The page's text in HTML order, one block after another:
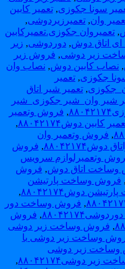
سونا جکوزی ,تعمیر کابین
وان ,تعمیرزیردوشی,
تعمیروان جکوزی.تعمیرکابین
اتاق دوش, دوردوشی, زیر
زیر دوشی, فروش زیر
نصاب کابین دوش, نصاب وان
جکوزی ,تعمیر
,تعمیر شیر اتاق
شیر وان_شیر جکوزی_شیر
,فروش وتعمیر
دوش۸۸۰۴۲۱۷۴
,
,فروش وتعمیر وان
,فروش
وتعمیرلوازم سرویس
اتاق دوش, فروش
وساخت پارتیشن
دوش۸۸۰۴۲۱۷۴
,
,فروش وساخت دور
,فروش
,فروش وساخت زیر دوشی
وساخت زیر دوشی با
زیر دوشی
دوشی۸۸۰۴۲۱۷۴
,